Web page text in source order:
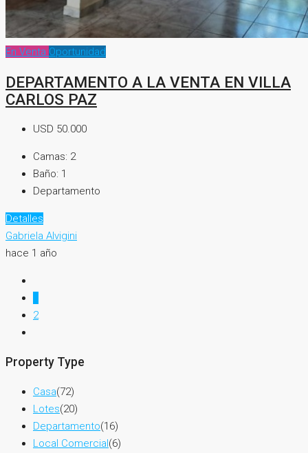
En Venta Oportunidad
DEPARTAMENTO A LA VENTA EN VILLA
CARLOS PAZ
USD 50.000
Camas: 2
Baño: 1
Departamento
Detalles
Gabriela Alvigini
hace 1 año
2
Property Type
Casa(72)
Lotes(20)
Departamento(16)
Local Comercial(6)